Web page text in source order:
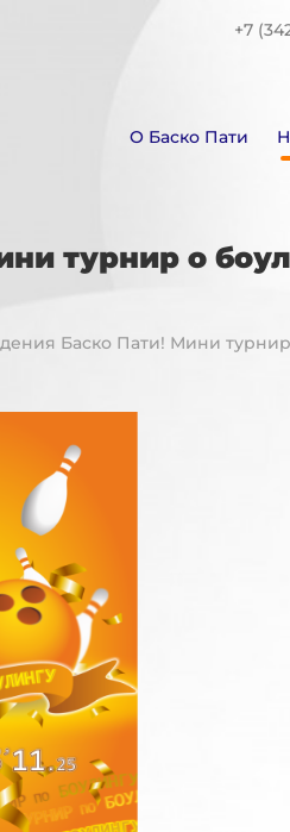
+7
О Баско Пати
турнир о
Баско Пати! Мини